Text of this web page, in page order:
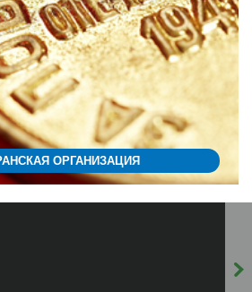
ОРГАНИЗАЦИЯ